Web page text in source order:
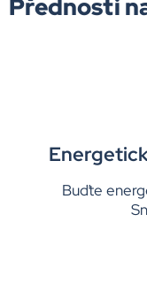
Přednosti
Buďte